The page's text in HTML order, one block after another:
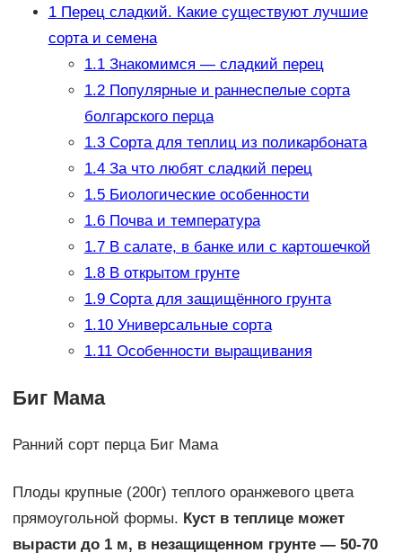
1Перец сладкий. Какие существуют лучшие
сорта и семена
1.1Знакомимся — сладкий перец
1.2Популярные и раннеспелые сорта
болгарского перца
1.3Сорта для теплиц из поликарбоната
1.4За что любят сладкий перец
1.5Биологические особенности
1.6Почва и температура
1.7В салате, в банке или с картошечкой
1.8В открытом грунте
1.9Сорта для защищённого грунта
1.10Универсальные сорта
1.11Особенности выращивания
Биг Мама
Ранний сорт перца Биг Мама
Плоды крупные (200г) теплого оранжевого цвета
прямоугольной формы. Куст в теплице может
вырасти до 1 м, в незащищенном грунте — 50-70